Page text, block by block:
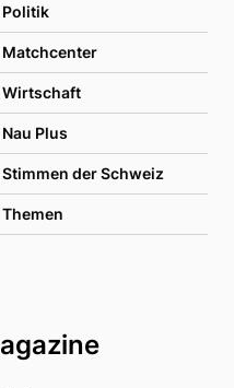
Politik
Matchcenter
Wirtschaft
Nau Plus
Stimmen der Schweiz
Themen